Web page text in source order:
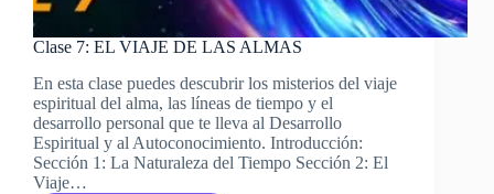
Clase 7: EL VIAJE DE LAS ALMAS
En esta clase puedes descubrir los misterios del viaje
espiritual del alma, las líneas de tiempo y el
desarrollo personal que te lleva al Desarrollo
Espiritual y al Autoconocimiento. Introducción:
Sección 1: La Naturaleza del Tiempo Sección 2: El
Viaje…